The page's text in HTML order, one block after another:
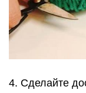
4. Сделайте